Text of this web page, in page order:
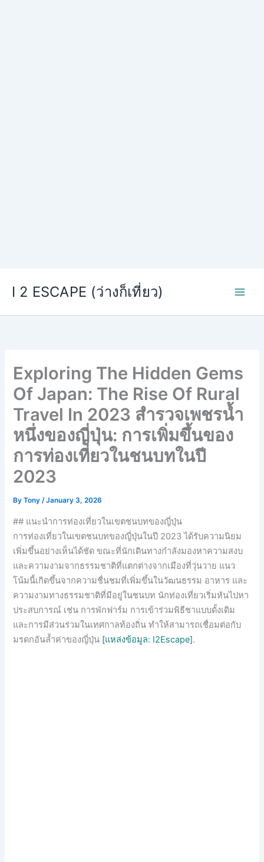
I 2 ESCAPE (ว่างก็เที่ยว)
Exploring The Hidden Gems
Of Japan: The Rise Of Rural
Travel In 2023 สำรวจเพชรน้ำ
หนึ่งของญี่ปุ่น: การเพิ่มขึ้นของ
การท่องเที่ยวในชนบทในปี
2023
ByTony/January 3, 2026
## แนะนำการท่องเที่ยวในเขตชนบทของญี่ปุ่น
การท่องเที่ยวในเขตชนบทของญี่ปุ่นในปี 2023 ได้รับความนิยม
เพิ่มขึ้นอย่างเห็นได้ชัด ขณะที่นักเดินทางกำลังมองหาความสงบ
และความงามจากธรรมชาติที่แตกต่างจากเมืองที่วุ่นวาย แนว
โน้มนี้เกิดขึ้นจากความชื่นชมที่เพิ่มขึ้นในวัฒนธรรม อาหาร และ
ความงามทางธรรมชาติที่มีอยู่ในชนบท นักท่องเที่ยวเริ่มหันไปหา
ประสบการณ์ เช่น การพักฟาร์ม การเข้าร่วมพิธีชาแบบดั้งเดิม
และการมีส่วนร่วมในเทศกาลท้องถิ่น ทำให้สามารถเชื่อมต่อกับ
มรดกอันล้ำค่าของญี่ปุ่น [แหล่งข้อมูล: I2Escape].